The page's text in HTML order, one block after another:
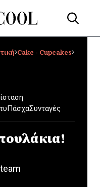
Cake - Cupcakes
ΠάσχαΣυνταγές